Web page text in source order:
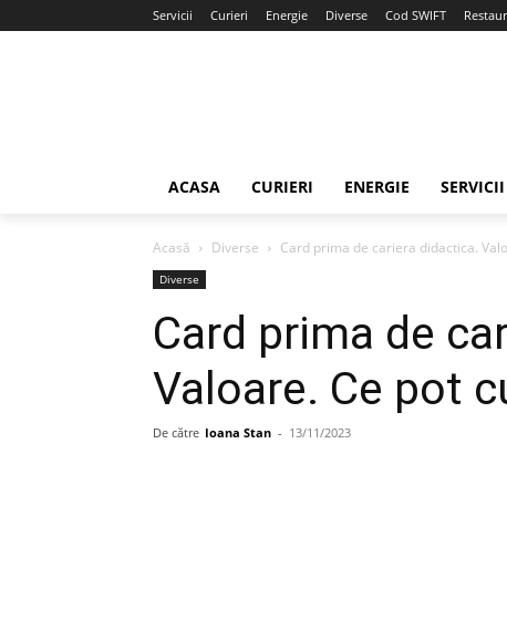
Servicii Curieri Energie Diverse Cod SWIFT
ACASA CURIERI ENERGIE SERVICII
Acasă Diverse Card prima de cariera didactica.
Diverse
Card prima de
Valoare. Ce pot
De către Ioana Stan - 13/11/2023